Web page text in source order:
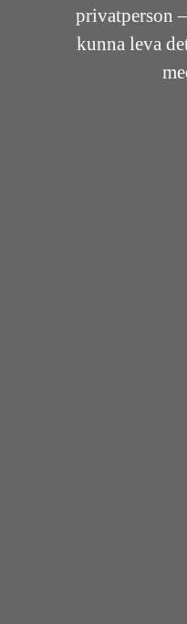
privatperson
kunna leva